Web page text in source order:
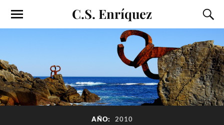
C.S. Enríquez
AÑO: 2010